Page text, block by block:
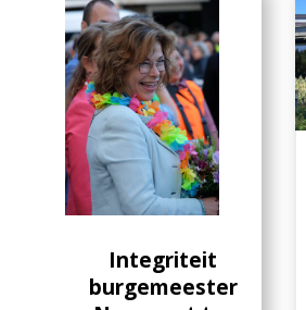
Integriteit
burgemeester